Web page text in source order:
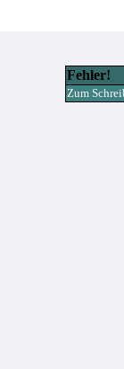
Fehler!
Zum